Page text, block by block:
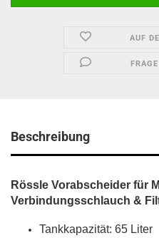
AUF
Beschreibung
Rössle Vorabscheider für
Verbindungsschlauch &
Tankkapazität: 65 Liter